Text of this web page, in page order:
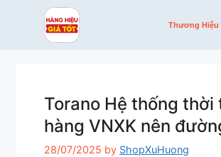
Thương Hiệu
Torano Hệ thống thời
hàng VNXK nên
28/07/2025 by ShopXuHuong